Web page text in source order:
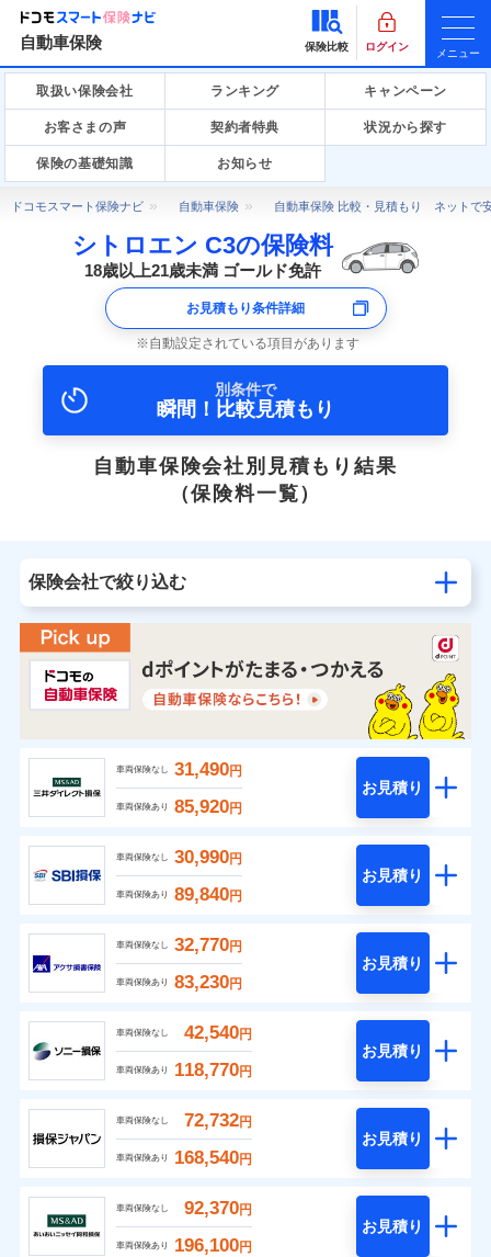
自動車保険 保険比較 ログイン
メニュー
取扱い保険会社 ランキング キャンペーン
お客さまの声 契約者特典 状況から探す
保険の基礎知識 お知らせ
ドコモスマート保険ナビ 自動車保険 自動車保険 比較・見積もり ネットで
シトロエン C3の保険料
18歳以上21歳未満 ゴールド免許
お見積もり条件詳細
自動設定されている項目があります
別条件で
瞬間！比較見積もり
自動車保険会社別見積もり結果
（保険料一覧）
保険会社で絞り込む
車両保険なし 31,490円
車両保険あり 85,920円
お見積り
車両保険なし 30,990円
車両保険あり 89,840円
お見積り
車両保険なし 32,770円
車両保険あり 83,230円
お見積り
車両保険なし 42,540円
車両保険あり 118,770円
お見積り
車両保険なし 72,732円
車両保険あり 168,540円
お見積り
車両保険なし 92,370円
車両保険あり 196,100円
お見積り